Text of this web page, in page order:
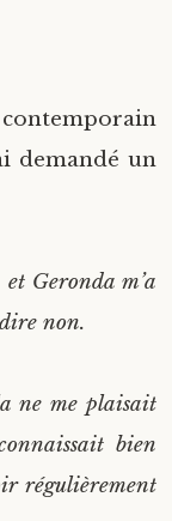
demandé un
Geronda m’a
non.
ne me plaisait
bien
régulièrement